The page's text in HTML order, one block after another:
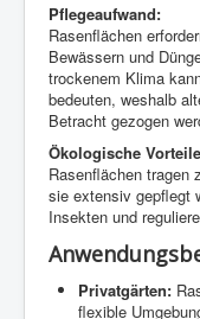
Pflegeaufwand:
Rasenflächen
Bewässern und
trockenem Klima
bedeuten, weshalb
Betracht gezogen
Ökologische
Rasenflächen tragen
sie extensiv gepflegt
Insekten und
Privatgärten:
flexible